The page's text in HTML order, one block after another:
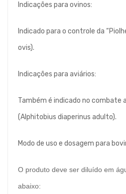
Indicações para ovinos:
Indicado para o controle da
ovis).
Indicações para aviários:
Também é indicado no combate
(Alphitobius diaperinus adulto).
Modo de uso e dosagem para
O produto deve ser diluído em
abaixo: